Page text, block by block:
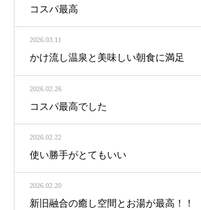
コスパ最高
2026.03.11
かけ流し温泉と美味しい朝食に満足
2026.02.26
コスパ最高でした
2026.02.22
使い勝手がとてもいい
2026.02.20
新旧融合の癒し空間とお湯が最高！！